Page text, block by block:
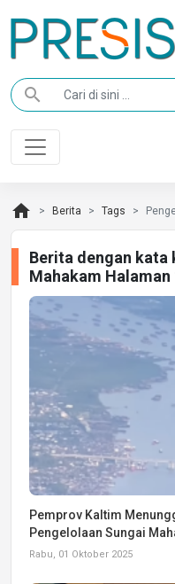
search
home Berita Tags
Berita dengan kata
Mahakam Halaman
Pemprov Kaltim
Pengelolaan Sungai
Rabu, 01 Oktober 2025